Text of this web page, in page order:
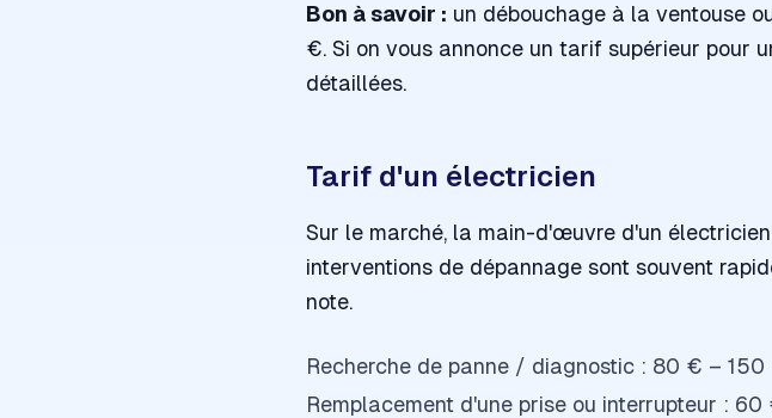
Bon à savoir : un débouchage à la ventouse
€. Si on vous annonce un tarif supérieur pour
détaillées.
Tarif d'un électricien
Sur le marché, la main-d'œuvre d'un
interventions de dépannage sont souvent
note.
Recherche de panne / diagnostic : 80 € – 150
Remplacement d'une prise ou interrupteur :